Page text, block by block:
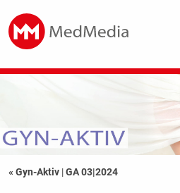
« Gyn-Aktiv |GA 03|2024